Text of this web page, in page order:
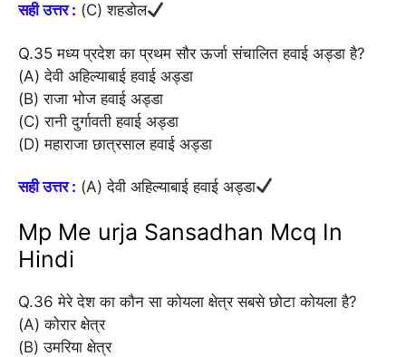
सही उत्तर : (C) शहडोल
Q.35 मध्य प्रदेश का प्रथम सौर ऊर्जा संचालित हवाई अड्डा है?
(A) देवी अहिल्याबाई हवाई अड्डा
(B) राजा भोज हवाई अड्डा
(C) रानी दुर्गावती हवाई अड्डा
(D) महाराजा छात्रसाल हवाई अड्डा
सही उत्तर : (A) देवी अहिल्याबाई हवाई अड्डा
Mp Me urja Sansadhan Mcq In
Hindi
Q.36 मेरे देश का कौन सा कोयला क्षेत्र सबसे छोटा कोयला है?
(A) कोरार क्षेत्र
(B) उमरिया क्षेत्र